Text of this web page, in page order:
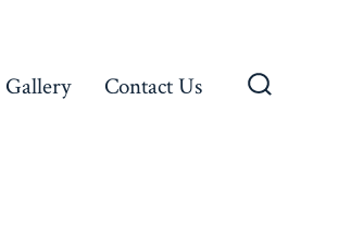
Gallery Contact Us